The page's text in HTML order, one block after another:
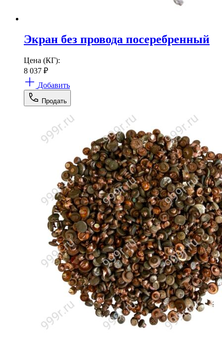
Экран без провода посеребренный
Цена (КГ):
8 037 ₽
Добавить
Продать